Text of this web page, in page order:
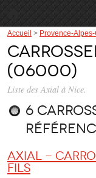
Accueil > Provence-
(06000)
Liste des Axial à Nice.
6
Axial -
Fils